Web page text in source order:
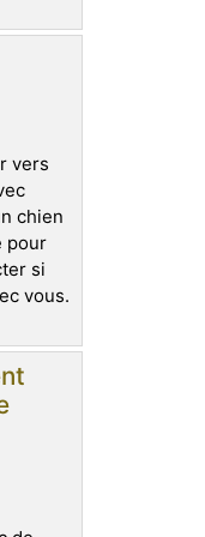
vers
chien
pour
si
vous.